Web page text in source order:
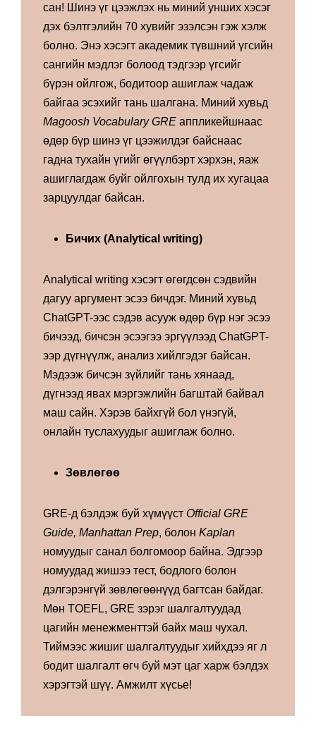
сан! Шинэ үг цээжлэх нь миний унших хэсэг
дэх бэлтгэлийн 70 хувийг эзэлсэн гэж хэлж
болно. Энэ хэсэгт академик түвшний үгсийн
сангийн мэдлэг болоод тэдгээр үгсийг
бүрэн ойлгож, бодитоор ашиглаж чадаж
байгаа эсэхийг тань шалгана. Миний хувьд
Magoosh Vocabulary GRE аппликейшнаас
өдөр бүр шинэ үг цээжилдэг байснаас
гадна тухайн үгийг өгүүлбэрт хэрхэн, яаж
ашиглагдаж буйг ойлгохын тулд их хугацаа
зарцуулдаг байсан.
Бичих (Analytical writing)
Analytical writing хэсэгт өгөгдсөн сэдвийн
дагуу аргумент эсээ бичдэг. Миний хувьд
ChatGPT-ээс сэдэв асууж өдөр бүр нэг эсээ
бичээд, бичсэн эсээгээ эргүүлээд ChatGPT-
ээр дүгнүүлж, анализ хийлгэдэг байсан.
Мэдээж бичсэн зүйлийг тань хянаад,
дүгнээд явах мэргэжлийн багштай байвал
маш сайн. Хэрэв байхгүй бол үнэгүй,
онлайн туслахуудыг ашиглаж болно.
Зөвлөгөө
GRE-д бэлдэж буй хүмүүст Official GRE
Guide, Manhattan Prep, болон Kaplan
номуудыг санал болгомоор байна. Эдгээр
номуудад жишээ тест, бодлого болон
дэлгэрэнгүй зөвлөгөөнүүд багтсан байдаг.
Мөн TOEFL, GRE зэрэг шалгалтуудад
цагийн менежменттэй байх маш чухал.
Тиймээс жишиг шалгалтуудыг хийхдээ яг л
бодит шалгалт өгч буй мэт цаг харж бэлдэх
хэрэгтэй шүү. Амжилт хүсье!